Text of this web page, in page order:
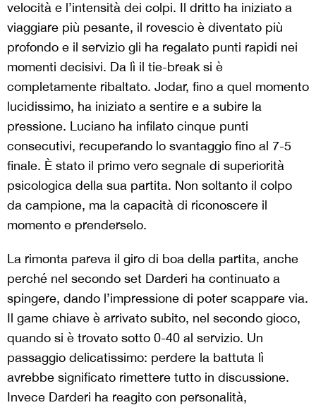
velocità e l’intensità dei colpi. Il dritto ha iniziato a
viaggiare più pesante, il rovescio è diventato più
profondo e il servizio gli ha regalato punti rapidi nei
momenti decisivi. Da lì il tie-break si è
completamente ribaltato. Jodar, fino a quel momento
lucidissimo, ha iniziato a sentire e a subire la
pressione. Luciano ha infilato cinque punti
consecutivi, recuperando lo svantaggio fino al 7-5
finale. È stato il primo vero segnale di superiorità
psicologica della sua partita. Non soltanto il colpo
da campione, ma la capacità di riconoscere il
momento e prenderselo.
La rimonta pareva il giro di boa della partita, anche
perché nel secondo set Darderi ha continuato a
spingere, dando l’impressione di poter scappare via.
Il game chiave è arrivato subito, nel secondo gioco,
quando si è trovato sotto 0-40 al servizio. Un
passaggio delicatissimo: perdere la battuta lì
avrebbe significato rimettere tutto in discussione.
Invece Darderi ha reagito con personalità,